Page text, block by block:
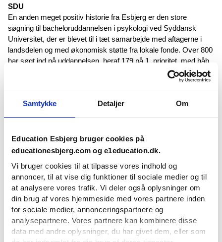
Samtykke Detaljer Om
Education Esbjerg bruger cookies på
educationesbjerg.com og e1education.dk.
Vi bruger cookies til at tilpasse vores indhold og
annoncer, til at vise dig funktioner til sociale medier og til
at analysere vores trafik. Vi deler også oplysninger om
din brug af vores hjemmeside med vores partnere inden
for sociale medier, annonceringspartnere og
analysepartnere. Vores partnere kan kombinere disse
data med andre oplysninger, du har givet dem, eller som
SDU
En anden meget positiv historie fra Esbjerg er den store
søgning til bacheloruddannelsen i psykologi ved Syddansk
Universitet, der er blevet til i tæt samarbejde med aftagerne i
landsdelen og med økonomisk støtte fra lokale fonde. Over 800
har søgt ind på uddannelsen, heraf 179 på 1. prioritet, med håb
om at komme ind på én af uddannelsens 75 studiepladser.
glæder borgmester i Esbjerg Kommune, Jesper Frost
Rasmussen:”Det er enormt glædeligt, at så mange unge
at vi står over for en stor mangel på netop psykologer i det
sydvestjyske område i de kommende år. SDU’s satsning på at
universitetsuddannelser i Esbjerg er afgørende for at skabe et
solidt fundament for Esbjerg som en attraktiv studieby. Alene
uddannelserne i psykologi, jura og medicin betyder samlet set
over 900 flere studerende i Esbjerg, når de er fuldt indfaset, og
understøtter dermed et stærkt lokalt studiemiljø.”
Dekan på det sundhedsvidenskabelige fakultet på SDU, Ole